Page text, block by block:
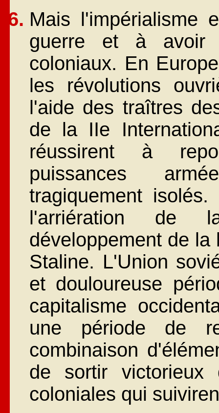
Mais l'impérialisme
guerre et à avoir
coloniaux. En
les révolutions
l'aide des traîtres
de la IIe
réussirent à
puissances
tragiquement
l'arriération de
développement de la
Staline. L'Union
et douloureuse
capitalisme
une période de
combinaison
de sortir victorieux
coloniales qui